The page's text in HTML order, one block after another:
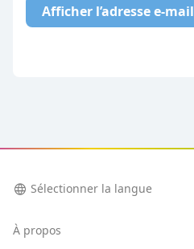
Afficher l’adresse e-mail
language Sélectionner la langue
À propos